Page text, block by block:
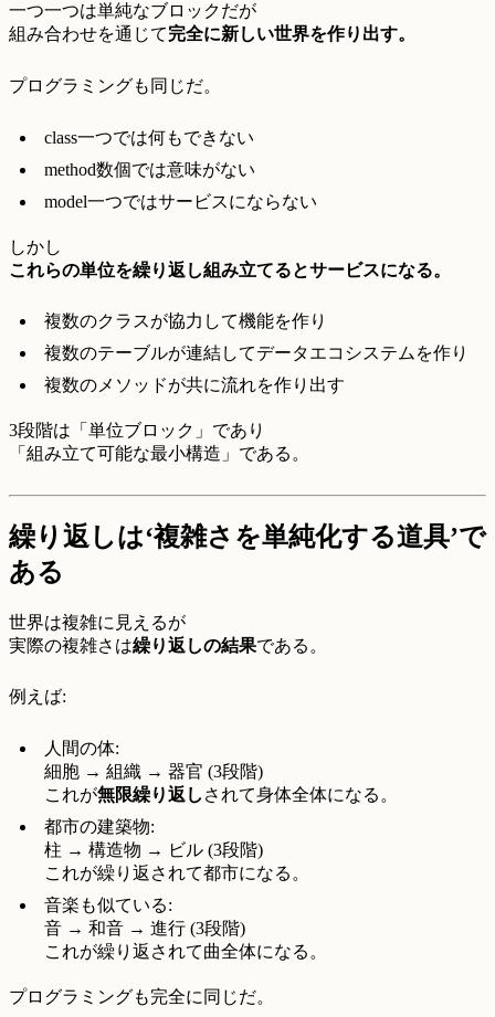
一つ一つは単純なブロックだが
組み合わせを通じて完全に新しい世界を作り出す。
プログラミングも同じだ。
class一つでは何もできない
method数個では意味がない
model一つではサービスにならない
しかし
これらの単位を繰り返し組み立てるとサービスになる。
複数のクラスが協力して機能を作り
複数のテーブルが連結してデータエコシステムを作り
複数のメソッドが共に流れを作り出す
3段階は「単位ブロック」であり
「組み立て可能な最小構造」である。
繰り返しは‘複雑さを単純化する道具’で
ある
世界は複雑に見えるが
実際の複雑さは繰り返しの結果である。
例えば:
人間の体:
細胞 → 組織 → 器官 (3段階)
これが無限繰り返し されて身体全体になる。
都市の建築物:
柱 → 構造物 → ビル (3段階)
これが繰り返されて都市になる。
音楽も似ている:
音 → 和音 → 進行 (3段階)
これが繰り返されて曲全体になる。
プログラミングも完全に同じだ。